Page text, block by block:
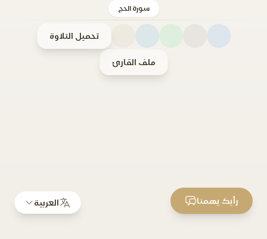
سورة الحج
تحميل التلاوة
ملف القارئ
العربية رأيك يهمنا